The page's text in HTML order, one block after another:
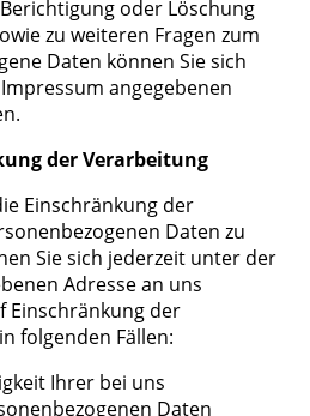
oder Löschung
zu weiteren Fragen zum
Daten können Sie sich
angegebenen
der Verarbeitung
Einschränkung der
Daten zu
Sie sich jederzeit unter der
Adresse an uns
Einschränkung der
folgenden Fällen:
Ihrer bei uns
Daten